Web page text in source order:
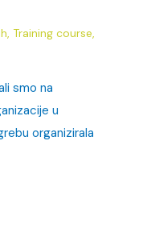
, Training course,
smo na
u
organizirala